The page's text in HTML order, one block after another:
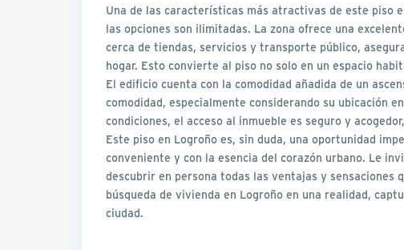
Una de las características más atractivas de este piso
las opciones son ilimitadas. La zona ofrece una
cerca de tiendas, servicios y transporte público,
hogar. Esto convierte al piso no solo en un espacio
El edificio cuenta con la comodidad añadida de un
comodidad, especialmente considerando su ubicación
condiciones, el acceso al inmueble es seguro y
Este piso en Logroño es, sin duda, una oportunidad
conveniente y con la esencia del corazón urbano. Le
descubrir en persona todas las ventajas y sensaciones
búsqueda de vivienda en Logroño en una realidad,
ciudad.